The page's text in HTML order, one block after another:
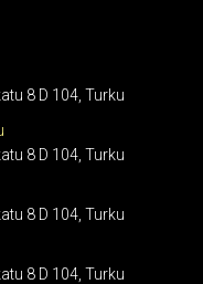
8 D 104, Turku
8 D 104, Turku
8 D 104, Turku
8 D 104, Turku